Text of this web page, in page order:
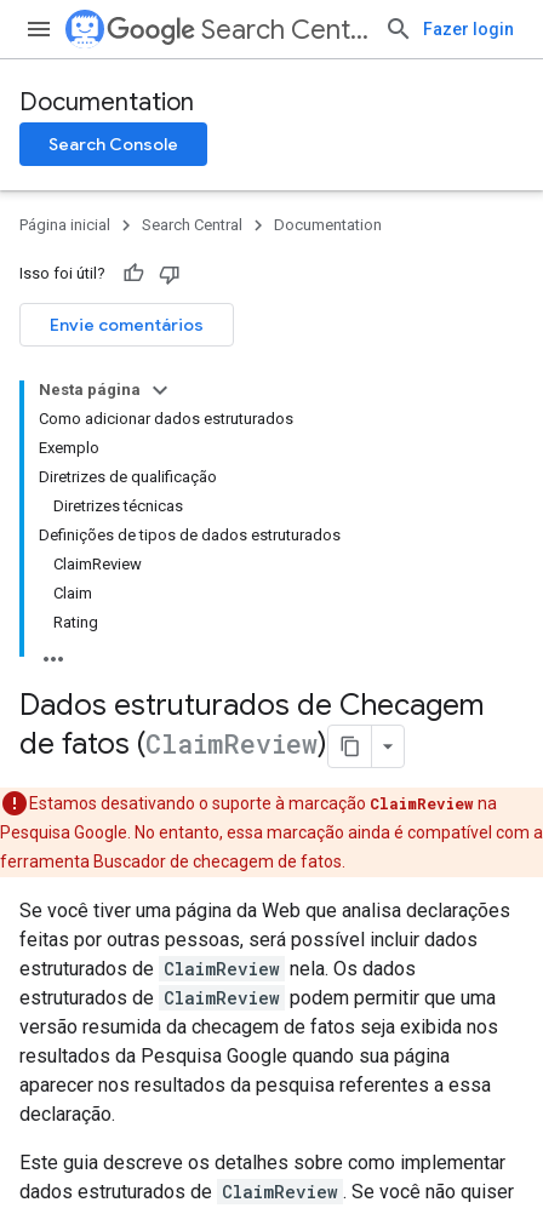
Search Central Fazer login
Documentation
Search Console
Página inicial Search Central Documentation
Isso foi útil?
Envie comentários
Nesta página
Como adicionar dados estruturados
Exemplo
Diretrizes de qualificação
Diretrizes técnicas
Definições de tipos de dados estruturados
ClaimReview
Claim
Rating
Dados estruturados de Checagem
de fatos (ClaimReview)
Estamos desativando o suporte à marcação ClaimReviewna
Pesquisa Google. No entanto, essa marcação ainda é compatível com a
ferramenta Buscador de checagem de fatos.
Se você tiver uma página da Web que analisa declarações
feitas por outras pessoas, será possível incluir dados
estruturados de ClaimReview nela. Os dados
estruturados de ClaimReview podem permitir que uma
versão resumida da checagem de fatos seja exibida nos
resultados da Pesquisa Google quando sua página
aparecer nos resultados da pesquisa referentes a essa
declaração.
Este guia descreve os detalhes sobre como implementar
dados estruturados de ClaimReview . Se você não quiser